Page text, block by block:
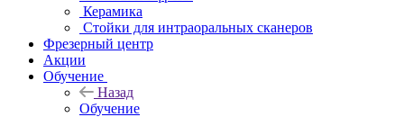
Керамика
Стойки для интраоральных сканеров
Фрезерный центр
Акции
Обучение
Назад
Обучение